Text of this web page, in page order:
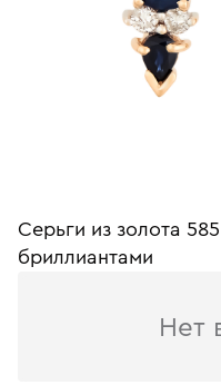
Серьги из золота
бриллиантами
Нет